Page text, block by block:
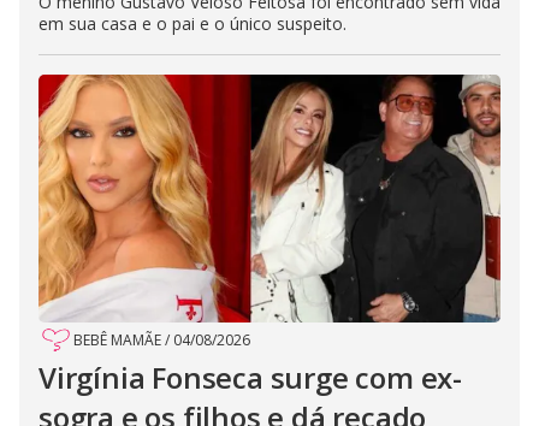
em sua casa e o pai e o único suspeito.
BEBÊ MAMÃE/ 04/08/2026
Virgínia Fonseca surge com ex-
sogra e os filhos e dá recado